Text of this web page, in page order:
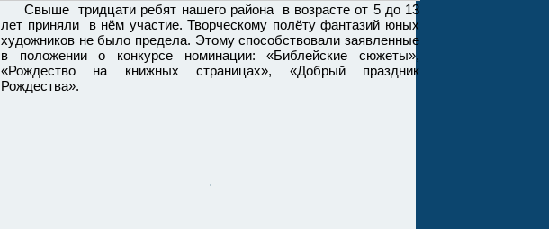
Свыше тридцати ребят нашего района в возрасте от 5 до 13
лет приняли в нём участие. Творческому полёту фантазий юных
художников не было предела. Этому способствовали заявленные
в положении о конкурсе номинации: «Библейские сюжеты»,
«Рождество на книжных страницах», «Добрый праздник
Рождества».